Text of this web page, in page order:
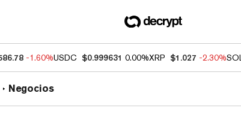
-1.60%USDC $0.999631 0.00%XRP $1.027 -2.30%SOL
Negocios